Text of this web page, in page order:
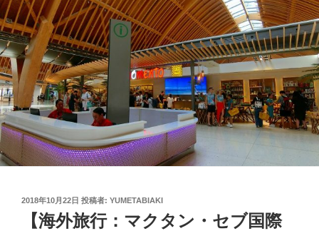
投
2018年10月22日 投稿者: YUMETABIAKI
【海外旅行：マクタン・セブ国際